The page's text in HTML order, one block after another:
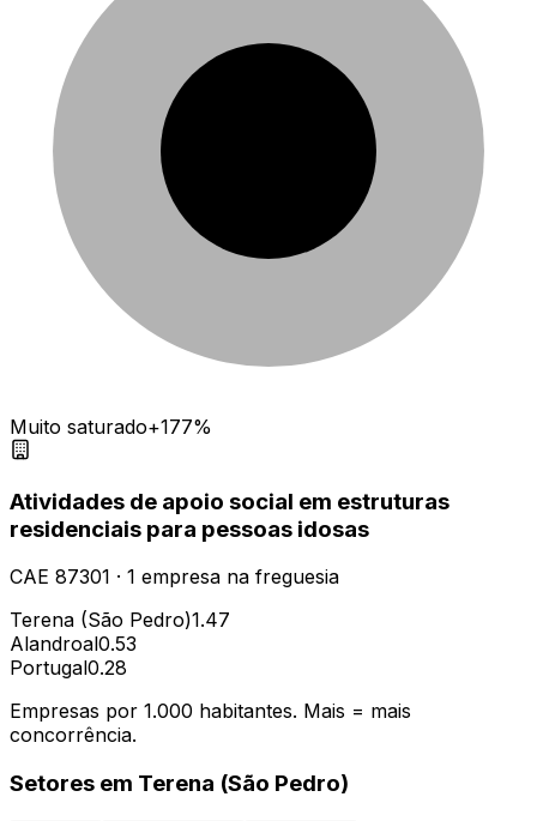
Muito saturado+177%
Atividades de apoio social em estruturas
residenciais para pessoas idosas
CAE 87301 · 1 empresa na freguesia
Terena (São Pedro)1.47
Alandroal0.53
Portugal0.28
Empresas por 1.000 habitantes. Mais = mais
concorrência.
Setores em Terena (São Pedro)